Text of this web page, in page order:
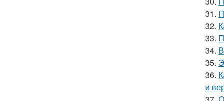
31.
32.
33.
34.
35.
36.
и